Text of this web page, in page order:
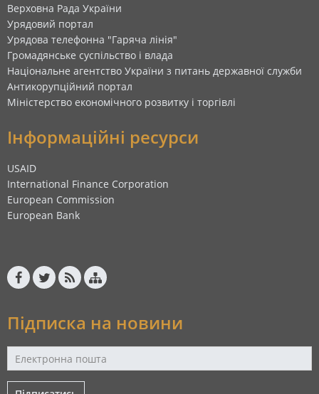
Верховна Рада України
Урядовий портал
Урядова телефонна "Гаряча лінія"
Громадянське суспільство і влада
Національне агентство України з питань державної служби
Антикорупційний портал
Міністерство економічного розвитку і торгівлі
Інформаційні ресурси
USAID
International Finance Corporation
European Commission
European Bank
Підписка на новини